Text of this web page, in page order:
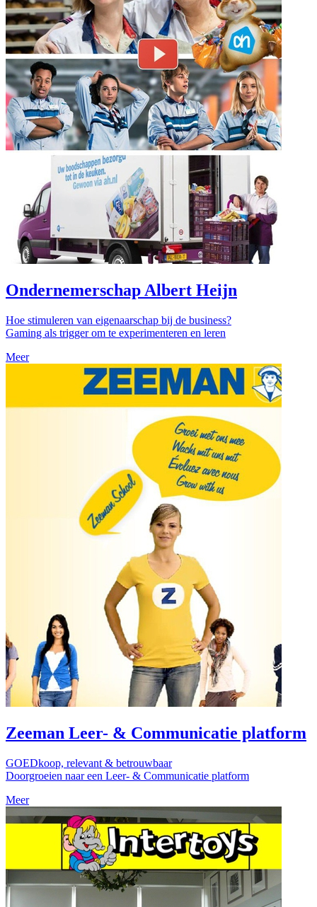
Ondernemerschap Albert Heijn
Hoe stimuleren van eigenaarschap bij de business?
Gaming als trigger om te experimenteren en leren
Meer
Zeeman Leer- & Communicatie platform
GOEDkoop, relevant & betrouwbaar
Doorgroeien naar een Leer- & Communicatie platform
Meer